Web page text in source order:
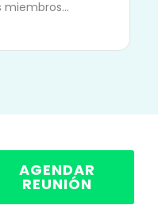
miembros...
AGENDAR
REUNIÓN